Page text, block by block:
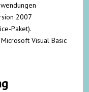
2007
Paket).
Visual Basic